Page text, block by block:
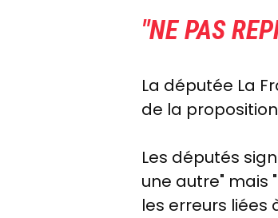
"NE PAS
La députée La
de la
Les députés
une autre" mais
les erreurs